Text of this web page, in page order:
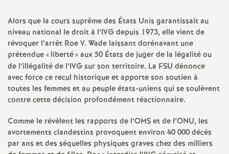
i
o
n
a
l
d
Alors que la cours suprême des États Unis garantissait au
niveau national le droit à l’IVG depuis 1973, elle vient de
révoquer l’arrêt Roe V. Wade laissant dorénavant une
prétendue «liberté» aux 50 États de juger de la légalité ou
de l’illégalité de l’IVG sur son territoire. La FSU dénonce
avec force ce recul historique et apporte son soutien à
toutes les femmes et au peuple états-uniens qui se soulèvent
contre cette décision profondément réactionnaire.
Comme le révèlent les rapports de l’OMS et de l’ONU, les
avortements clandestins provoquent environ 40 000 décès
par ans et des séquelles physiques graves chez des milliers